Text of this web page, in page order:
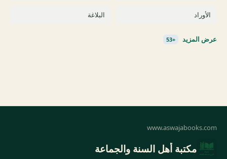
مكتبة أهل السنة والجماعة